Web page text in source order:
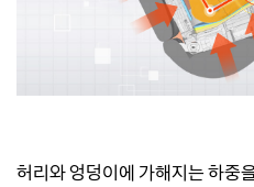
허리와 엉덩이에 가해지는 하중